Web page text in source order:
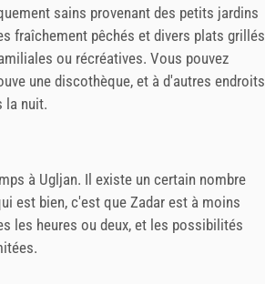
sains provenant des petits jardins
fraîchement pêchés et divers plats grillés
ou récréatives. Vous pouvez
une discothèque, et à d'autres endroits
la nuit.
à Ugljan. Il existe un certain nombre
est bien, c'est que Zadar est à moins
les heures ou deux, et les possibilités